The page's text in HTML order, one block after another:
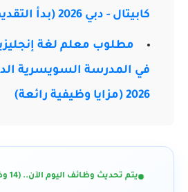
كابيتال - دبي 2026 (بدأ التقديم الآن)
مطلوب معلم لغة
في المدرسة السويسرية
2026 (مزايا وظيفية رائعة)
يتم تحديث وظائف اليوم الآن.. (14 وظيفة جديدة مضافة)